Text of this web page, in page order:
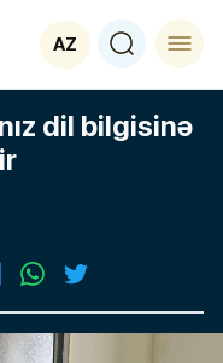
AZ
dil bilgisinə